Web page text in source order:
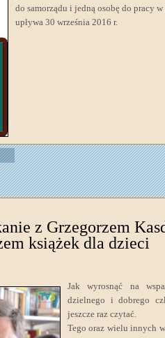
do samorządu i jedną osobę do pracy
upływa 30 września 2016 r.
z Grzegorzem
książek dla dzieci
Jak wyrosnąć na
dzielnego i dobrego
jeszcze raz czytać.
Tego oraz wielu innych